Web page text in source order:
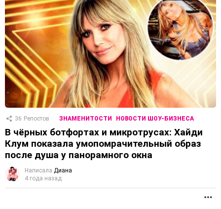
36 Репостов ЗНАМЕНИТОСТИ НОВОСТИ ШОУ-БИЗНЕСА
В чёрных ботфортах и микротрусах: Хайди
Клум показала умопомрачительный образ
после душа у панорамного окна
Написала Диана
4 года назад